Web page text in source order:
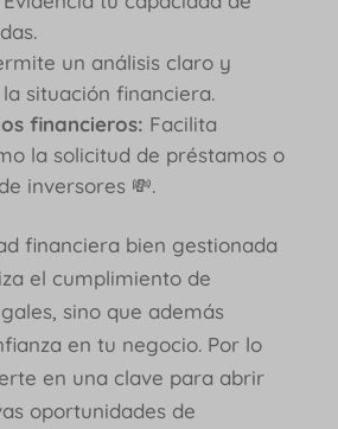
un análisis claro y
situación financiera.
financieros: Facilita
la solicitud de préstamos o
inversores 💸.
financiera bien gestionada
el cumplimiento de
sino que además
en tu negocio. Por lo
en una clave para abrir
oportunidades de